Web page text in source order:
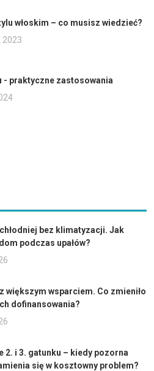
włoskim – co musisz wiedzieć?
2023
- praktyczne zastosowania
chłodniej bez klimatyzacji. Jak
podczas upałów?
większym wsparciem. Co zmieniło
dofinansowania?
2. i 3. gatunku – kiedy pozorna
się w kosztowny problem?